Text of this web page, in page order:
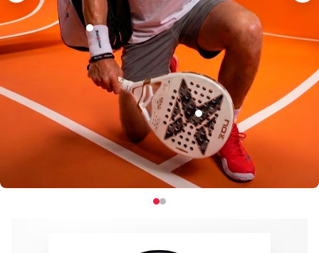
€229.95 -41%
€5.95 €8.95 -34%